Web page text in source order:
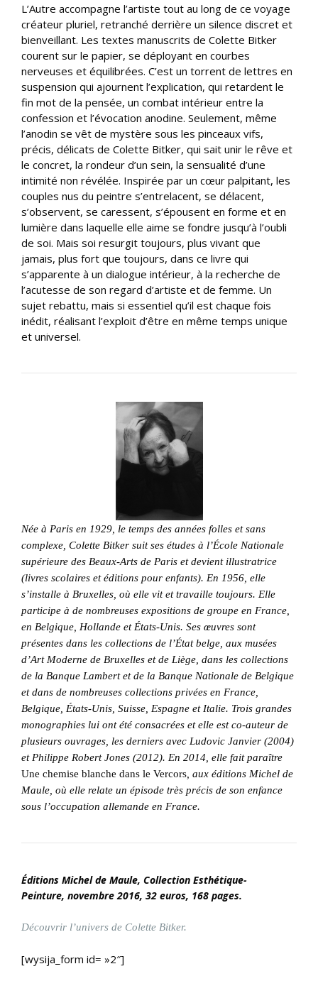
L’Autre accompagne l’artiste tout au long de ce voyage
créateur pluriel, retranché derrière un silence discret et
bienveillant. Les textes manuscrits de Colette Bitker
courent sur le papier, se déployant en courbes
nerveuses et équilibrées. C’est un torrent de lettres en
suspension qui ajournent l’explication, qui retardent le
fin mot de la pensée, un combat intérieur entre la
confession et l’évocation anodine. Seulement, même
l’anodin se vêt de mystère sous les pinceaux vifs,
précis, délicats de Colette Bitker, qui sait unir le rêve et
le concret, la rondeur d’un sein, la sensualité d’une
intimité non révélée. Inspirée par un cœur palpitant, les
couples nus du peintre s’entrelacent, se délacent,
s’observent, se caressent, s’épousent en forme et en
lumière dans laquelle elle aime se fondre jusqu’à l’oubli
de soi. Mais soi resurgit toujours, plus vivant que
jamais, plus fort que toujours, dans ce livre qui
s’apparente à un dialogue intérieur, à la recherche de
l’acutesse de son regard d’artiste et de femme. Un
sujet rebattu, mais si essentiel qu’il est chaque fois
inédit, réalisant l’exploit d’être en même temps unique
et universel.
Née à Paris en 1929, le temps des années folles et sans
complexe, Colette Bitker suit ses études à l’École Nationale
supérieure des Beaux-Arts de Paris et devient illustratrice
(livres scolaires et éditions pour enfants). En 1956, elle
s’installe à Bruxelles, où elle vit et travaille toujours. Elle
participe à de nombreuses expositions de groupe en France,
en Belgique, Hollande et États-Unis. Ses œuvres sont
présentes dans les collections de l’État belge, aux musées
d’Art Moderne de Bruxelles et de Liège, dans les collections
de la Banque Lambert et de la Banque Nationale de Belgique
et dans de nombreuses collections privées en France,
Belgique, États-Unis, Suisse, Espagne et Italie. Trois grandes
monographies lui ont été consacrées et elle est co-auteur de
plusieurs ouvrages, les derniers avec Ludovic Janvier (2004)
et Philippe Robert Jones (2012). En 2014, elle fait paraître
Une chemise blanche dans le Vercors , aux éditions Michel de
Maule, où elle relate un épisode très précis de son enfance
sous l’occupation allemande en France.
Éditions Michel de Maule, Collection Esthétique-
Peinture, novembre2016, 32 euros, 168 pages.
Découvrir l’univers de Colette Bitker.
[wysija_form id= »2″]